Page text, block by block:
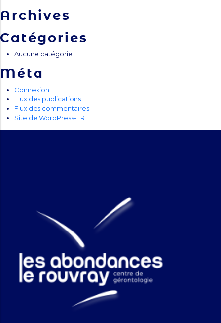
Archives
Catégories
Aucune catégorie
Méta
Connexion
Flux des publications
Flux des commentaires
Site de WordPress-FR